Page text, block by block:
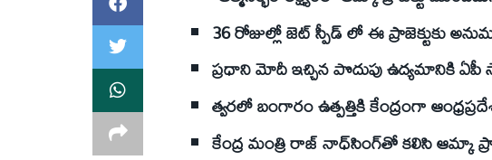
36 రోజుల్లో జెట్ స్పీడ్ లో ఈ ప్రాజెక్టుకు
ప్రధాని మోదీ ఇచ్చిన పొదుపు ఉద్యమానికి ఏపీ
త్వరలో బంగారం ఉత్పత్తికి కేంద్రంగా
కేంద్ర మంత్రి రాజ్ నాధ్‌సింగ్‌తో కలిసి ఆమ్కా